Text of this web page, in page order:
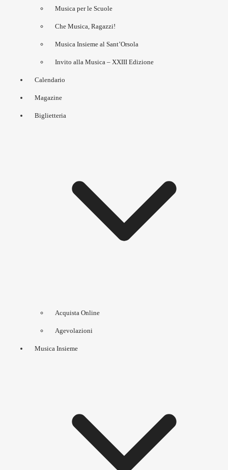
Musica per le Scuole
Che Musica, Ragazzi!
Musica Insieme al Sant’Orsola
Invito alla Musica – XXIII Edizione
Calendario
Magazine
Biglietteria
Acquista Online
Agevolazioni
Musica Insieme